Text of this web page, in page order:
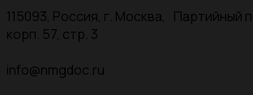
115093, Россия, г. Москва, Партийный
корп. 57, стр. 3
info@nmgdoc.ru